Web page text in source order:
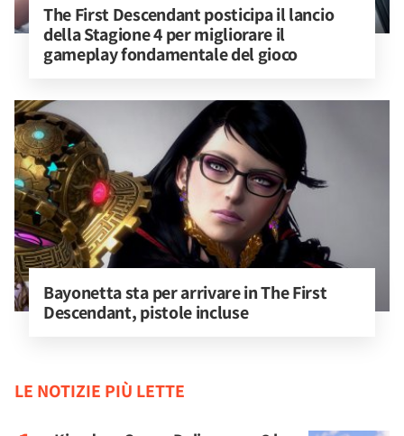
The First Descendant posticipa il lancio
della Stagione 4 per migliorare il
gameplay fondamentale del gioco
Bayonetta sta per arrivare in The First
Descendant, pistole incluse
LE NOTIZIE PIÙ LETTE